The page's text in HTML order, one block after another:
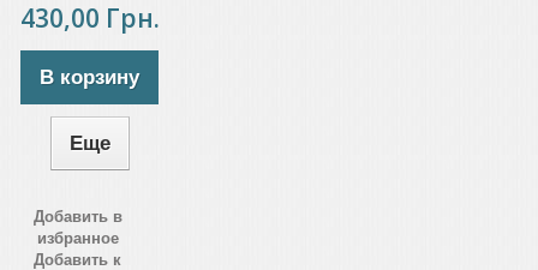
430,00 Грн.
В корзину
Еще
Добавить в
избранное
Добавить к